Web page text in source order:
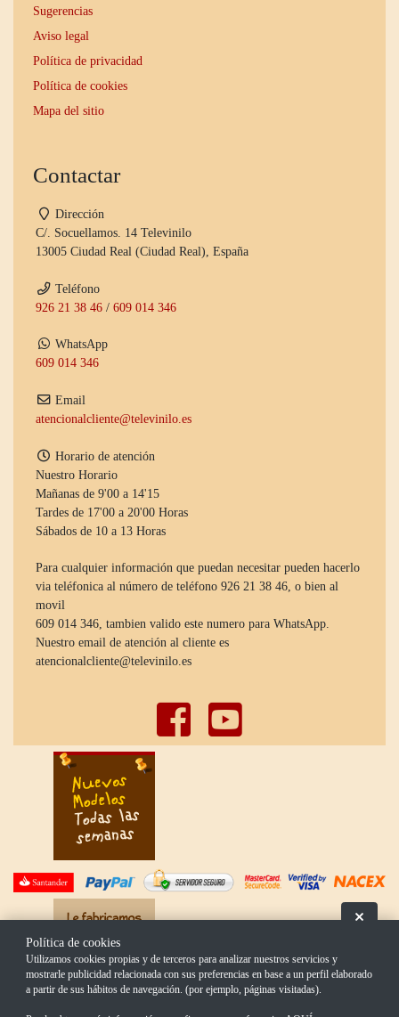
Sugerencias
Aviso legal
Política de privacidad
Política de cookies
Mapa del sitio
Contactar
Dirección
C/. Socuellamos. 14 Televinilo
13005 Ciudad Real (Ciudad Real), España
Teléfono
926 21 38 46 /609 014 346
WhatsApp
609 014 346
Email
atencionalcliente@televinilo.es
Horario de atención
Nuestro Horario
Mañanas de 9'00 a 14'15
Tardes de 17'00 a 20'00 Horas
Sábados de 10 a 13 Horas
Para cualquier información que puedan necesitar pueden hacerlo
via teléfonica al número de teléfono 926 21 38 46, o bien al
movil
609 014 346, tambien valido este numero para WhatsApp.
Nuestro email de atención al cliente es
atencionalcliente@televinilo.es
Política de cookies
Utilizamos cookies propias y de terceros para analizar nuestros servicios y
mostrarle publicidad relacionada con sus preferencias en base a un perfil elaborado
a partir de sus hábitos de navegación. (por ejemplo, páginas visitadas).